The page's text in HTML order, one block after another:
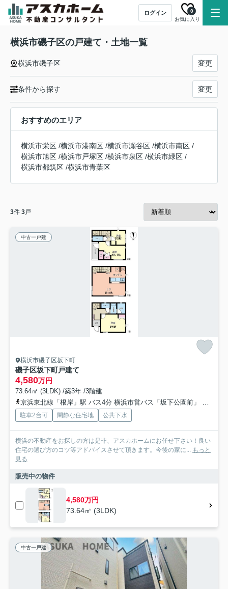
ログイン
お気に入り
0
横浜市磯子区の戸建て・土地一覧
横浜市磯子区 変更
条件から探す 変更
おすすめのエリア
横浜市栄区 /横浜市港南区 /横浜市瀬谷区 /横浜市南区 /
横浜市旭区 /横浜市戸塚区 /横浜市泉区 /横浜市緑区 /
横浜市都筑区 /横浜市青葉区
3件 3戸
中古一戸建
横浜市磯子区坂下町
磯子区坂下町戸建て
4,580万円
73.64㎡ (3LDK) /築3年 /3階建
京浜東北線「根岸」駅 バス4分 横浜市営バス「坂下公園前」 停歩2分
駐車2台可 閑静な住宅地 公共下水
横浜の不動産をお探しの方は是非、アスカホームにお任せ下さい！良い
住宅の選び方のコツ等アドバイスさせて頂きます。今後の家に... もっと
見る
販売中の物件
4,580万円
73.64㎡ (3LDK)
中古一戸建